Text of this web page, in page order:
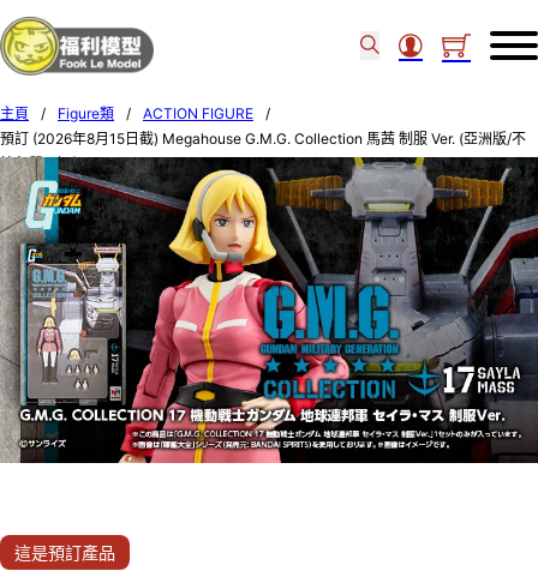
主頁 / Figure類 / ACTION FIGURE
/
預訂 (2026年8月15日截) Megahouse G.M.G. Collection 馬茜 制服 Ver. (亞洲版/不
接急單) (訂價: $165) MH85253
這是預訂產品